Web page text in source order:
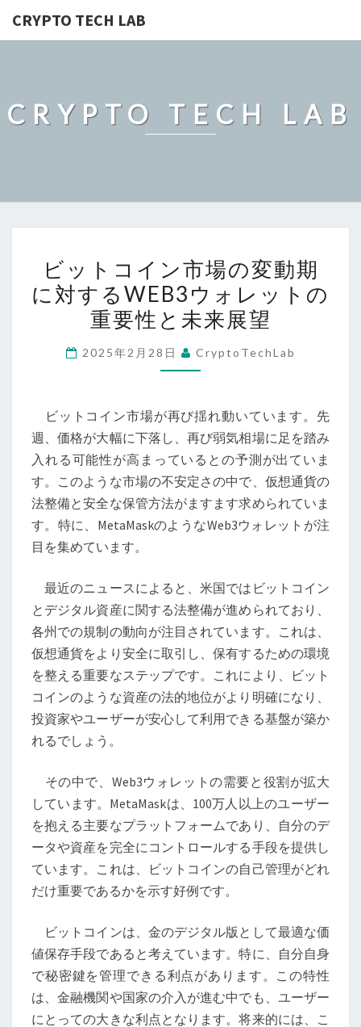
CRYPTO TECH LAB
CRYPTO TECH LAB
ッ
ト
コ
ン
の
変
動
期
に
対
WEB3
ウ
ォ
レ
ッ
ト
の
と
未
来
展
ビットコイン市場の変動期
に対するWEB3ウォレットの
重要性と未来展望
2025年2月28日 CryptoTechLab
ビットコイン市場が再び揺れ動いています。先
週、価格が大幅に下落し、再び弱気相場に足を踏み
入れる可能性が高まっているとの予測が出ていま
す。このような市場の不安定さの中で、仮想通貨の
法整備と安全な保管方法がますます求められていま
す。特に、MetaMaskのようなWeb3ウォレットが注
目を集めています。
最近のニュースによると、米国ではビットコイン
とデジタル資産に関する法整備が進められており、
各州での規制の動向が注目されています。これは、
仮想通貨をより安全に取引し、保有するための環境
を整える重要なステップです。これにより、ビット
コインのような資産の法的地位がより明確になり、
投資家やユーザーが安心して利用できる基盤が築か
れるでしょう。
その中で、Web3ウォレットの需要と役割が拡大
しています。MetaMaskは、100万人以上のユーザー
を抱える主要なプラットフォームであり、自分のデ
ータや資産を完全にコントロールする手段を提供し
ています。これは、ビットコインの自己管理がどれ
だけ重要であるかを示す好例です。
ビットコインは、金のデジタル版として最適な価
値保存手段であると考えています。特に、自分自身
で秘密鍵を管理できる利点があります。この特性
は、金融機関や国家の介入が進む中でも、ユーザー
にとっての大きな利点となります。将来的には、こ